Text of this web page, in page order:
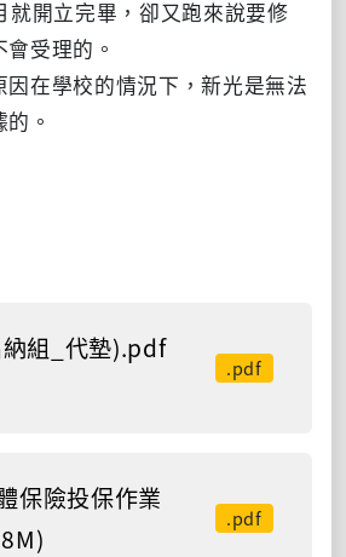
就開立完畢，卻又跑來說要修
受理的。
因在學校的情況下，新光是無法
。
組_代墊).pdf
.pdf
保險投保作業
.pdf